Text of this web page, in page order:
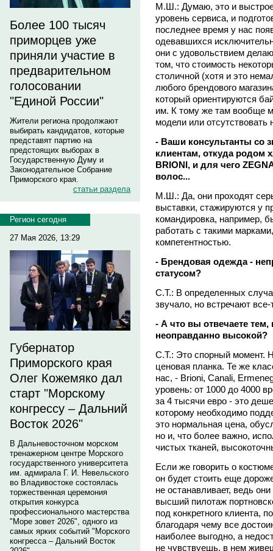
Более 100 тысяч
приморцев уже
приняли участие в
предварительном
голосовании
"Единой России"
Жители региона продолжают
выбирать кандидатов, которые
представят партию на
предстоящих выборах в
Государственную Думу и
Законодательное Собрание
Приморского края.
статьи раздела
Регион сегодня
27 Мая 2026, 13:29
Губернатор
Приморского края
Олег Кожемяко дал
старт "Морскому
конгрессу – Дальний
Восток 2026"
В Дальневосточном морском
тренажерном центре Морского
государственного университета
им. адмирала Г. И. Невельского
во Владивостоке состоялась
торжественная церемония
открытия конкурса
профессионального мастерства
"Море зовет 2026", одного из
самых ярких событий "Морского
конгресса – Дальний Восток
М.Ш.: Думаю, это и
уровень сервиса, и
последнее время у нас
одевавшихся
они с удовольствием
том, что стоимость
столичной (хотя и это
любого брендового
который ориентируются
им. К тому же там вообще
модели или
- Ваши консультанты со
клиентам, откуда родом
BRIONI, и для чего
волос...
М.Ш.: Да, они проходят
выставки, стажируются у
командировка, например,
работать с такими
компетентностью.
- Брендовая одежда -
статусом?
С.Т.: В определенных
звучало, но встречают
- А что вы отвечаете тем,
неоправданно высокой?
С.Т.: Это спорный момент.
ценовая планка. Те же
нас, - Brioni, Canali,
уровень: от 1000 до 4000
за 4 тысячи евро - это
которому необходимо
это нормальная цена,
но и, что более важно,
чистых тканей,
Если же говорить о
он будет стоить еще
не останавливает, ведь
высший пилотаж
под конкретного клиента,
благодаря чему все
наиболее выгодно, а
не чувствуешь, в нем